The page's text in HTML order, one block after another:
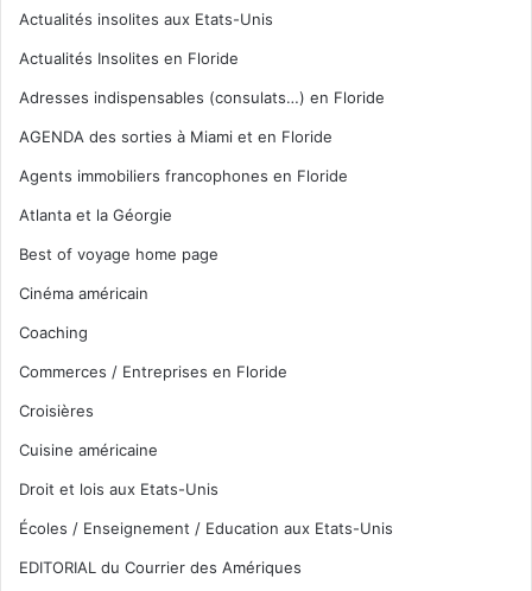
Actualités insolites aux Etats-Unis
Actualités Insolites en Floride
Adresses indispensables (consulats…) en Floride
AGENDA des sorties à Miami et en Floride
Agents immobiliers francophones en Floride
Atlanta et la Géorgie
Best of voyage home page
Cinéma américain
Coaching
Commerces / Entreprises en Floride
Croisières
Cuisine américaine
Droit et lois aux Etats-Unis
Écoles / Enseignement / Education aux Etats-Unis
EDITORIAL du Courrier des Amériques